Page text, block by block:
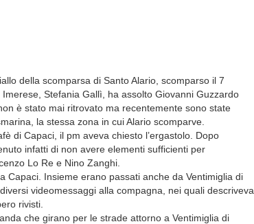
della scomparsa di Santo Alario, scomparso il 7
Stefania Gallì, ha assolto Giovanni Guzzardo
è stato mai ritrovato ma recentemente sono state
la stessa zona in cui Alario scomparve.
di Capaci, il pm aveva chiesto l’ergastolo. Dopo
infatti di non avere elementi sufficienti per
Lo Re e Nino Zanghi.
Capaci. Insieme erano passati anche da Ventimiglia di
videomessaggi alla compagna, nei quali descriveva
rivisti.
che girano per le strade attorno a Ventimiglia di